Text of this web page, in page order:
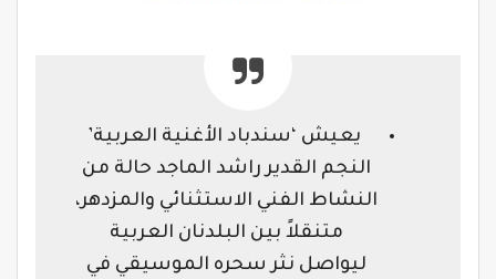
⁨ يعيش ‘سندباد الأغنية العربية’
النجم القدير راشد الماجد حالة من
النشاط الفني الاستثنائي والمزدهر،
متنقلاً بين البلدنان العربية
ليواصل نثر سحره الموسيقي في